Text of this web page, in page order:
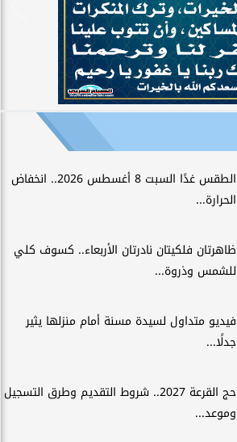
الطقس غدًا السبت 8 أغسطس 2026.. انخفاض
الحرارة...
ظاهرتان فلكيتان نادرتان الأربعاء.. كسوف كلي
للشمس وذروة...
فيديو متداول لسيدة مسنة أمام منزلها يثير
جدلًا...
حج القرعة 2027.. شروط التقديم وطرق التسجيل
وموعد...